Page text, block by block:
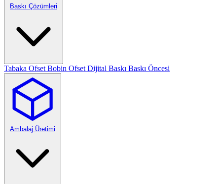
Baskı Çözümleri
Tabaka Ofset Bobin Ofset Dijital Baskı Baskı Öncesi
Ambalaj Üretimi